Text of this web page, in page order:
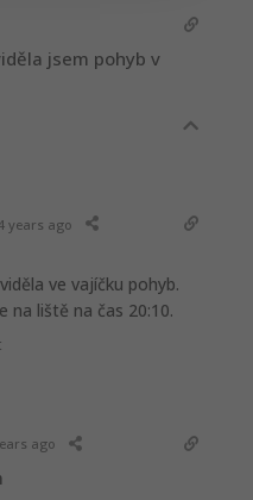
jsem pohyb v
years ago
ve vajíčku pohyb.
na liště na čas 20:10.
ago